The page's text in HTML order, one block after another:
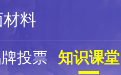
料
投票 知识课堂